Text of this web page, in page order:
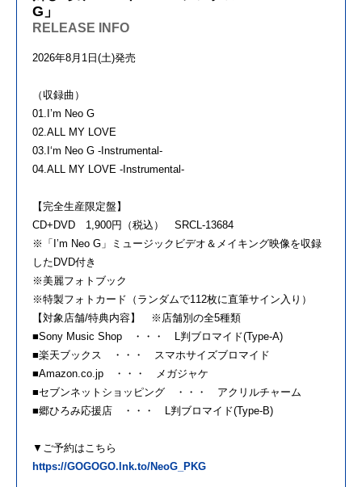
G」
RELEASE INFO
2026年8月1日(土)発売
（収録曲）
01.I’m Neo G
02.ALL MY LOVE
03.I‘m Neo G -Instrumental-
04.ALL MY LOVE -Instrumental-
【完全生産限定盤】
CD+DVD 1,900円（税込） SRCL-13684
※「I’m Neo G」ミュージックビデオ＆メイキング映像を収録
したDVD付き
※美麗フォトブック
※特製フォトカード（ランダムで112枚に直筆サイン入り）
【対象店舗/特典内容】 ※店舗別の全5種類
■Sony Music Shop ・・・ L判ブロマイド(Type-A)
■楽天ブックス ・・・ スマホサイズブロマイド
■Amazon.co.jp ・・・ メガジャケ
■セブンネットショッピング ・・・ アクリルチャーム
■郷ひろみ応援店 ・・・ L判ブロマイド(Type-B)
▼ご予約はこちら
https://GOGOGO.lnk.to/NeoG_PKG